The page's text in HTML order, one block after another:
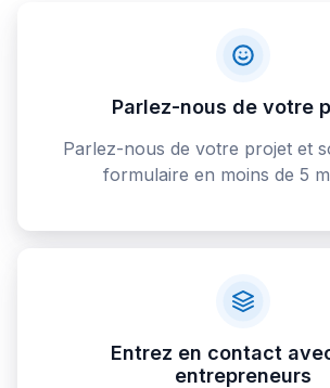
Parlez-nous de votre
Parlez-nous de votre projet et
formulaire en moins de 5
Entrez en contact
entrepreneurs